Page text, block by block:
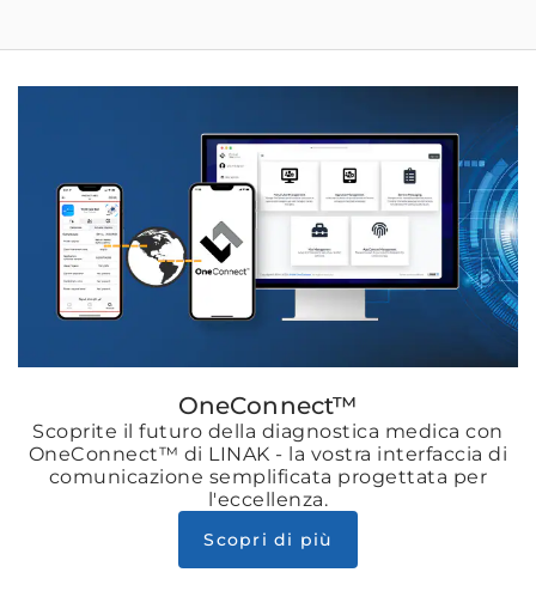
OneConnect™
Scoprite il futuro della diagnostica medica con
OneConnect™ di LINAK - la vostra interfaccia di
comunicazione semplificata progettata per
l'eccellenza.
Scopri di più